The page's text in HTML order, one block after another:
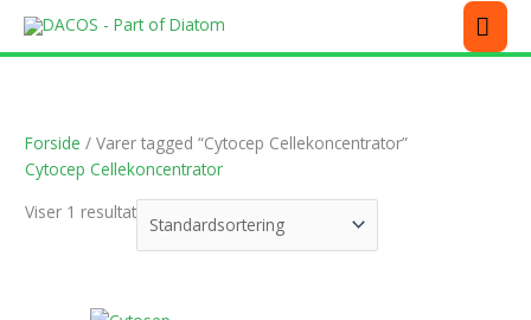
indholdet
Forside / Varer tagged “Cytocep Cellekoncentrator”
Cytocep Cellekoncentrator
Viser 1 resultat